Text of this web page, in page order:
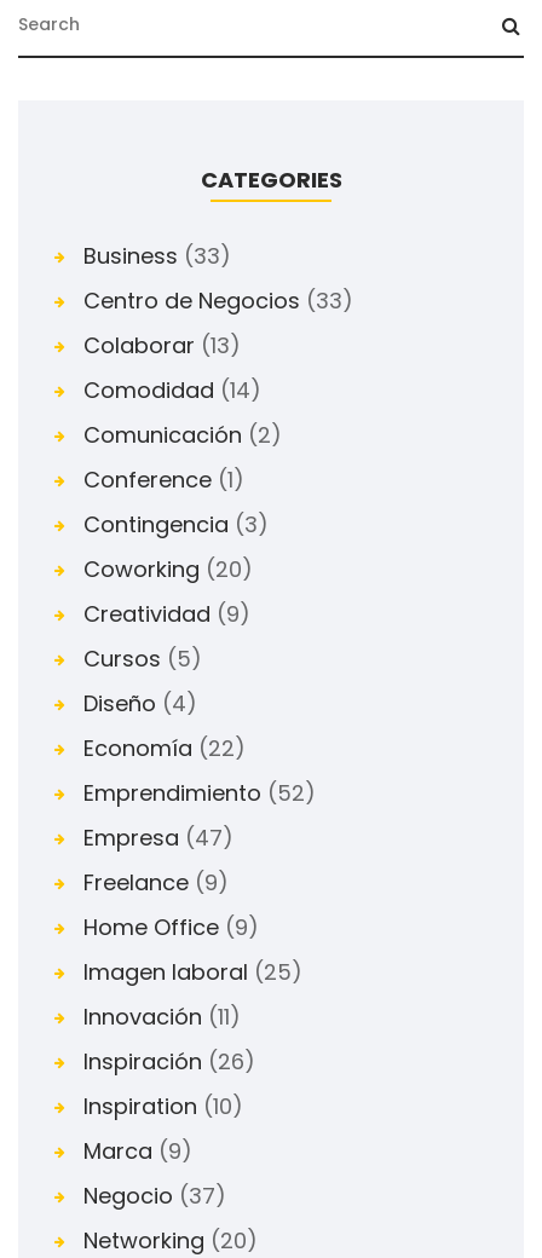
CATEGORIES
Business (33)
Centro de Negocios (33)
Colaborar (13)
Comodidad (14)
Comunicación (2)
Conference (1)
Contingencia (3)
Coworking (20)
Creatividad (9)
Cursos (5)
Diseño (4)
Economía (22)
Emprendimiento (52)
Empresa (47)
Freelance (9)
Home Office (9)
Imagen laboral (25)
Innovación (11)
Inspiración (26)
Inspiration (10)
Marca (9)
Negocio (37)
Networking (20)